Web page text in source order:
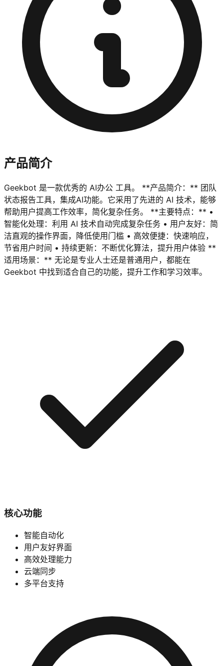
产品简介
Geekbot 是一款优秀的 AI办公 工具。 **产品简介：** 团队
状态报告工具，集成AI功能。它采用了先进的 AI 技术，能够
帮助用户提高工作效率，简化复杂任务。 **主要特点：** •
智能化处理：利用 AI 技术自动完成复杂任务 • 用户友好：简
洁直观的操作界面，降低使用门槛 • 高效便捷：快速响应，
节省用户时间 • 持续更新：不断优化算法，提升用户体验 **
适用场景：** 无论是专业人士还是普通用户，都能在
Geekbot 中找到适合自己的功能，提升工作和学习效率。
核心功能
智能自动化
用户友好界面
高效处理能力
云端同步
多平台支持